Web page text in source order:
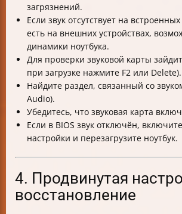
загрязнений.
Если звук отсутствует на
есть на внешних устройствах,
динамики ноутбука.
Для проверки звуковой карты
при загрузке нажмите F2 или Delete).
Найдите раздел, связанный со
Audio).
Убедитесь, что звуковая карта
Если в BIOS звук отключён,
настройки и перезагрузите ноутбук.
4. Продвинутая
восстановление